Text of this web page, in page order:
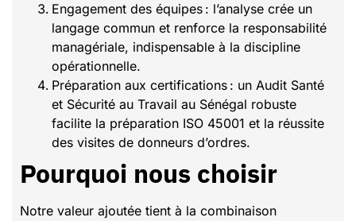
Engagement des équipes : l’analyse crée un
langage commun et renforce la responsabilité
managériale, indispensable à la discipline
opérationnelle.
Préparation aux certifications : un Audit Santé
et Sécurité au Travail au Sénégal robuste
facilite la préparation ISO 45001 et la réussite
des visites de donneurs d’ordres.
Pourquoi nous choisir
Notre valeur ajoutée tient à la combinaison